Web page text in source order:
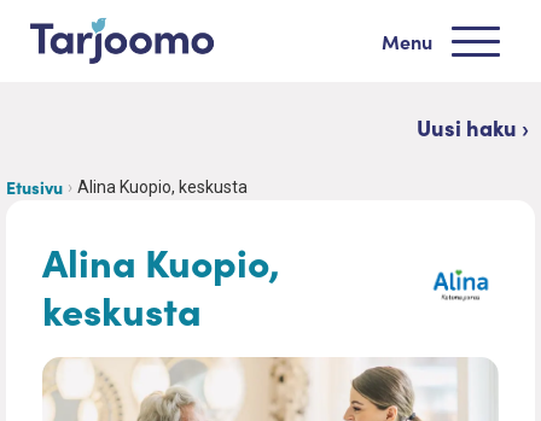
Siirry sisältöön
Menu
Uusi haku ›
Etusivu Alina Kuopio, keskusta
Alina Kuopio,
keskusta